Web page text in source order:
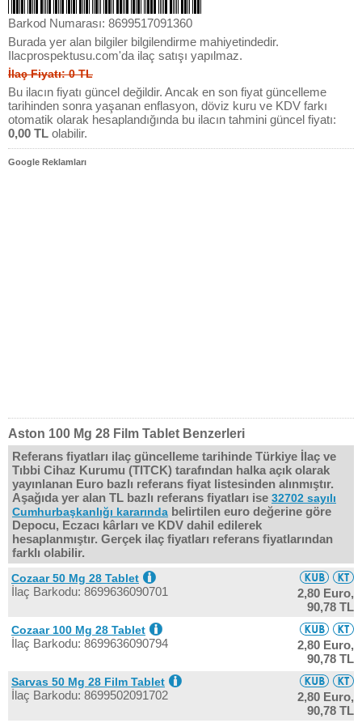
Barkod Numarası: 8699517091360
Burada yer alan bilgiler bilgilendirme mahiyetindedir.
Ilacprospektusu.com'da ilaç satışı yapılmaz.
İlaç Fiyatı: 0 TL
Bu ilacın fiyatı güncel değildir. Ancak en son fiyat güncelleme
tarihinden sonra yaşanan enflasyon, döviz kuru ve KDV farkı
otomatik olarak hesaplandığında bu ilacın tahmini güncel fiyatı:
0,00 TL olabilir.
Google Reklamları
Aston 100 Mg 28 Film Tablet Benzerleri
Referans fiyatları ilaç güncelleme tarihinde Türkiye İlaç ve
Tıbbi Cihaz Kurumu (TITCK) tarafından halka açık olarak
yayınlanan Euro bazlı referans fiyat listesinden alınmıştır.
Aşağıda yer alan TL bazlı referans fiyatları ise 32702 sayılı
Cumhurbaşkanlığı kararında belirtilen euro değerine göre
Depocu, Eczacı kârları ve KDV dahil edilerek
hesaplanmıştır. Gerçek ilaç fiyatları referans fiyatlarından
farklı olabilir.
Cozaar 50 Mg 28 Tablet
İlaç Barkodu: 8699636090701
2,80 Euro,
90,78 TL
Cozaar 100 Mg 28 Tablet
İlaç Barkodu: 8699636090794
2,80 Euro,
90,78 TL
Sarvas 50 Mg 28 Film Tablet
İlaç Barkodu: 8699502091702
2,80 Euro,
90,78 TL